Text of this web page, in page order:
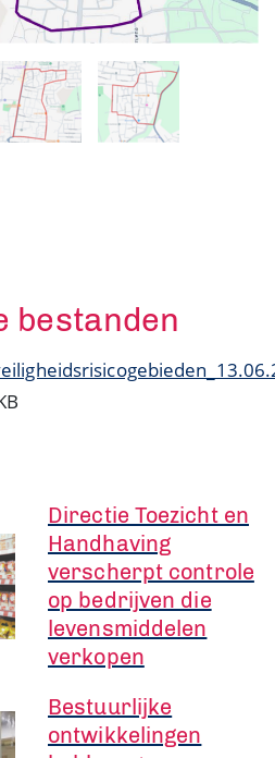
bestanden
Directie Toezicht en
Handhaving
verscherpt controle
op bedrijven die
levensmiddelen
verkopen
Bestuurlijke
ontwikkelingen